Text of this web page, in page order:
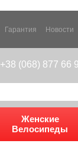
Гарантия Новости
+38 (068) 877 66
Женские
Велосипеды